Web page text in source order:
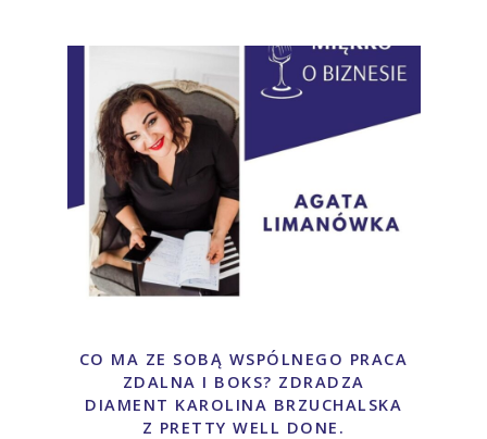
CO MA ZE SOBĄ WSPÓLNEGO PRACA
ZDALNA I BOKS? ZDRADZA
DIAMENT KAROLINA BRZUCHALSKA
Z PRETTY WELL DONE.